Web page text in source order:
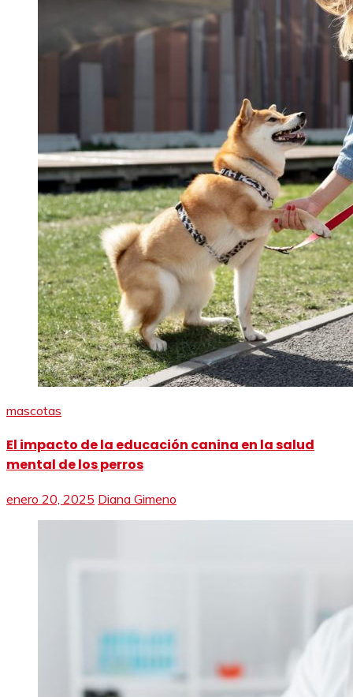
mascotas
El impacto de la educación canina en la salud
mental de los perros
enero 20, 2025 Diana Gimeno